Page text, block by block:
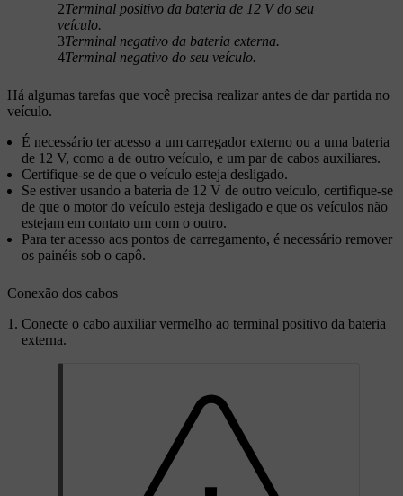
2Terminal positivo da bateria de 12 V do seu
veículo.
3Terminal negativo da bateria externa.
4Terminal negativo do seu veículo.
Há algumas tarefas que você precisa realizar antes de dar partida no
veículo.
É necessário ter acesso a um carregador externo ou a uma bateria
de 12 V, como a de outro veículo, e um par de cabos auxiliares.
Certifique-se de que o veículo esteja desligado.
Se estiver usando a bateria de 12 V de outro veículo, certifique-se
de que o motor do veículo esteja desligado e que os veículos não
estejam em contato um com o outro.
Para ter acesso aos pontos de carregamento, é necessário remover
os painéis sob o capô.
Conexão dos cabos
Conecte o cabo auxiliar vermelho ao terminal positivo da bateria
externa.